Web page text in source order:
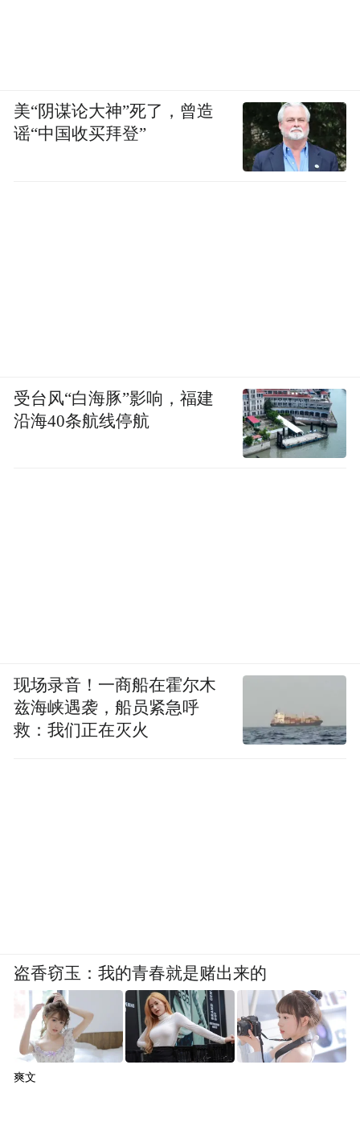
美“阴谋论大神”死了，曾造
谣“中国收买拜登”
受台风“白海豚”影响，福建
沿海40条航线停航
现场录音！一商船在霍尔木
兹海峡遇袭，船员紧急呼
救：我们正在灭火
盗香窃玉：我的青春就是赌出来的
爽文